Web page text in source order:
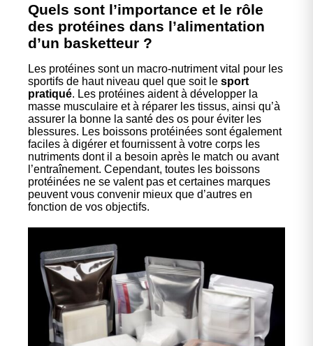
Quels sont l’importance et le rôle
des protéines dans l’alimentation
d’un basketteur ?
Les protéines sont un macro-nutriment vital pour les
sportifs de haut niveau quel que soit le sport
pratiqué. Les protéines aident à développer la
masse musculaire et à réparer les tissus, ainsi qu’à
assurer la bonne la santé des os pour éviter les
blessures. Les boissons protéinées sont également
faciles à digérer et fournissent à votre corps les
nutriments dont il a besoin après le match ou avant
l’entraînement. Cependant, toutes les boissons
protéinées ne se valent pas et certaines marques
peuvent vous convenir mieux que d’autres en
fonction de vos objectifs.